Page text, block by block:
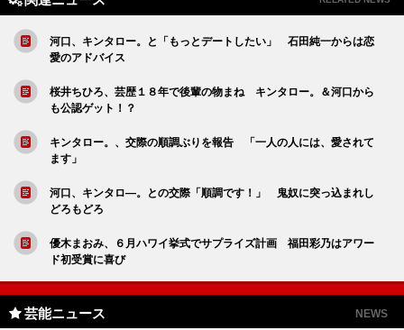
河口、キンタロー。と「もっとデートしたい」 石田純一からは恋
愛のアドバイス
桜井ちひろ、芸歴１８年で後輩の物まね キンタロー。＆河口から
も公認ゲット！？
キンタロー。、交際の順調ぶりを報告 「一人の人には、愛されて
ます」
河口、キンタロ―。との交際「順調です！」 鬼奴に突っ込まれし
どろもどろ
優木まおみ、６月ハワイ挙式でサプライズ計画 福田彩乃はアワー
ド初受賞に喜び
芸能ニュース NEWS